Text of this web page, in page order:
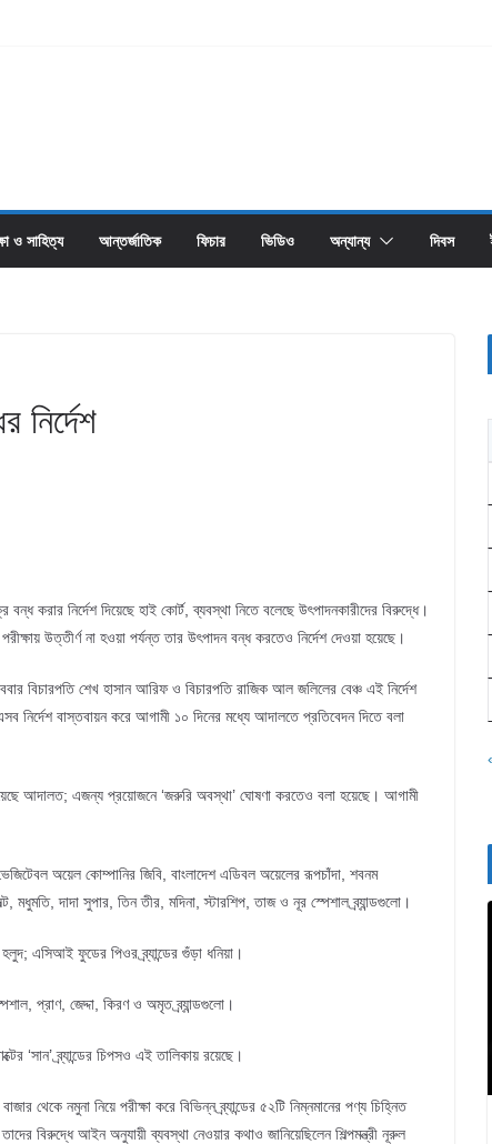
ও সাহিত্য আন্তর্জাতিক ফিচার ভিডিও অন্যান্য দিবস
নির্দেশ
করার নির্দেশ দিয়েছে হাই কোর্ট, ব্যবস্থা নিতে বলেছে উৎপাদনকারীদের বিরুদ্ধে।
উত্তীর্ণ না হওয়া পর্যন্ত তার উৎপাদন বন্ধ করতেও নির্দেশ দেওয়া হয়েছে।
বিচারপতি শেখ হাসান আরিফ ও বিচারপতি রাজিক আল জলিলের বেঞ্চ এই নির্দেশ
নির্দেশ বাস্তবায়ন করে আগামী ১০ দিনের মধ্যে আদালতে প্রতিবেদন দিতে বলা
আদালত; এজন্য প্রয়োজনে ‘জরুরি অবস্থা’ ঘোষণা করতেও বলা হয়েছে। আগামী
অয়েল কোম্পানির জিবি, বাংলাদেশ এডিবল অয়েলের রূপচাঁদা, শবনম
মধুমতি, দাদা সুপার, তিন তীর, মদিনা, স্টারশিপ, তাজ ও নূর স্পেশাল ব্র্যান্ডগুলো।
এসিআই ফুডের পিওর ব্র্যান্ডের গুঁড়া ধনিয়া।
প্রাণ, জেদ্দা, কিরণ ও অমৃত ব্র্যান্ডগুলো।
‘সান’ ব্র্যান্ডের চিপসও এই তালিকায় রয়েছে।
থেকে নমুনা নিয়ে পরীক্ষা করে বিভিন্ন ব্র্যান্ডের ৫২টি নিম্নমানের পণ্য চিহ্নিত
বিরুদ্ধে আইন অনুযায়ী ব্যবস্থা নেওয়ার কথাও জানিয়েছিলেন শিল্পমন্ত্রী নূরুল